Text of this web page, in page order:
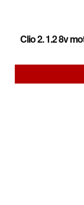
Clio 2. 1.2 8v